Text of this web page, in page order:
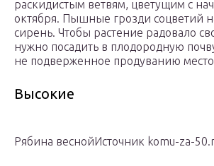
раскидистым ветвям, цветущим с
октября. Пышные грозди соцветий
сирень. Чтобы растение радовало
нужно посадить в плодородную
не подверженное продуванию
Высокие
Рябина веснойИсточник komu-za-